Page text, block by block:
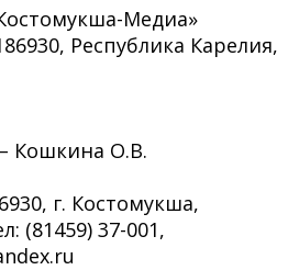
Медиа»
Республика Карелия,
Кошкина О.В.
г. Костомукша,
(81459) 37-001,